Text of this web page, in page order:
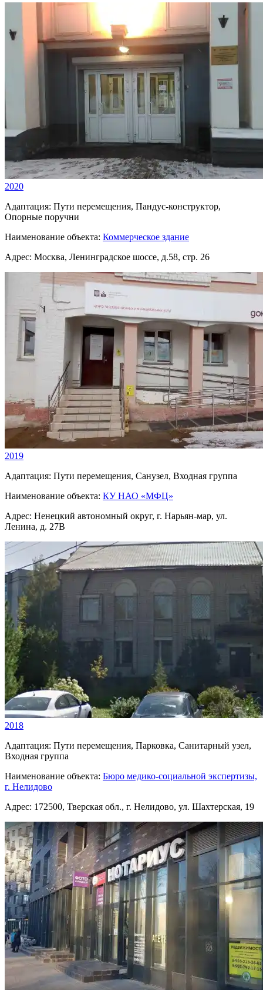
2020
Адаптация: Пути перемещения, Пандус-конструктор,
Опорные поручни
Наименование объекта: Коммерческое здание
Адрес: Москва, Ленинградское шоссе, д.58, стр. 26
2019
Адаптация: Пути перемещения, Санузел, Входная группа
Наименование объекта: КУ НАО «МФЦ»
Адрес: Ненецкий автономный округ, г. Нарьян-мар, ул.
Ленина, д. 27В
2018
Адаптация: Пути перемещения, Парковка, Санитарный узел,
Входная группа
Наименование объекта: Бюро медико-социальной экспертизы,
г. Нелидово
Адрес: 172500, Тверская обл., г. Нелидово, ул. Шахтерская, 19